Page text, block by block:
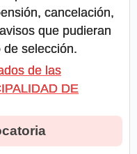
cancelación,
que pudieran
selección.
de las
DE